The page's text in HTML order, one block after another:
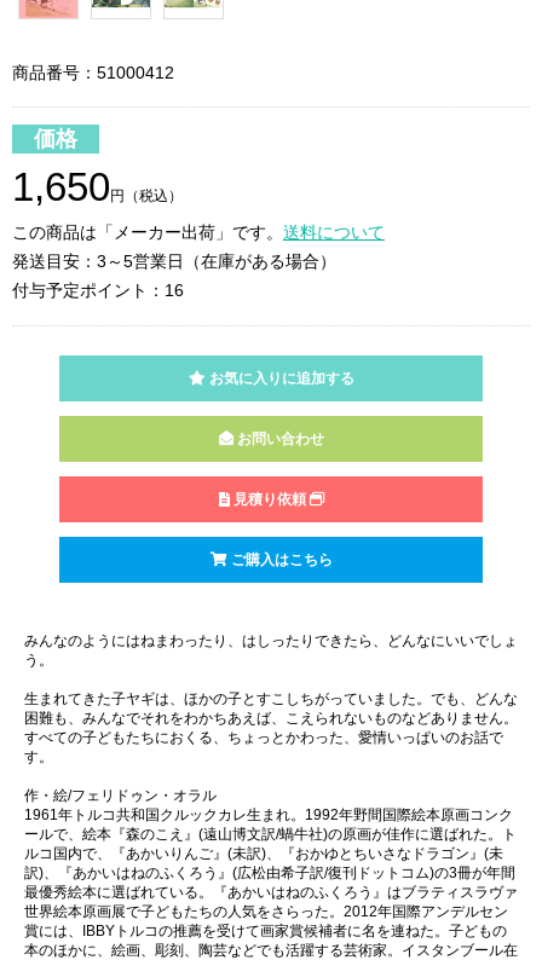
商品番号：51000412
価格
1,650 円（税込）
この商品は「メーカー出荷」です。 送料について
発送目安：3～5営業日（在庫がある場合）
付与予定ポイント：16
お気に入りに追加する
お問い合わせ
見積り依頼
ご購入はこちら
みんなのようにはねまわったり、はしったりできたら、どんなにいいでしょ
う。
生まれてきた子ヤギは、ほかの子とすこしちがっていました。でも、どんな
困難も、みんなでそれをわかちあえば、こえられないものなどありません。
すべての子どもたちにおくる、ちょっとかわった、愛情いっぱいのお話で
す。
作・絵/フェリドゥン・オラル
1961年トルコ共和国クルックカレ生まれ。1992年野間国際絵本原画コンク
ールで、絵本『森のこえ』(遠山博文訳/蝸牛社)の原画が佳作に選ばれた。ト
ルコ国内で、『あかいりんご』(未訳)、『おかゆとちいさなドラゴン』(未
訳)、『あかいはねのふくろう』(広松由希子訳/復刊ドットコム)の3冊が年間
最優秀絵本に選ばれている。『あかいはねのふくろう』はブラティスラヴァ
世界絵本原画展で子どもたちの人気をさらった。2012年国際アンデルセン
賞には、IBBYトルコの推薦を受けて画家賞候補者に名を連ねた。子どもの
本のほかに、絵画、彫刻、陶芸などでも活躍する芸術家。イスタンブール在